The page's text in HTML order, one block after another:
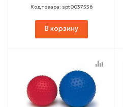
Код товара: spt0037556
В корзину